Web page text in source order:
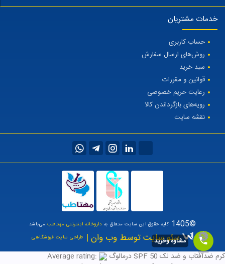
خدمات مشتریان
حساب کاربری
روش‌های ارسال سفارش
سبد خرید
قوانین و مقررات
رعایت حریم خصوصی
رویه‌های بازگرداندن کالا
نقشه سایت
©1405 کلیه حقوق این سایت متعلق به داروخانه اینترنتی مهتاطبمی‌باشد
سئو سایت توسط وب وان | طراحی سایت فروشگاهی
کرم ضدآفتاب و ضد لک SPF 50 درمالوگ
Average rating:
مشاوه وخرید